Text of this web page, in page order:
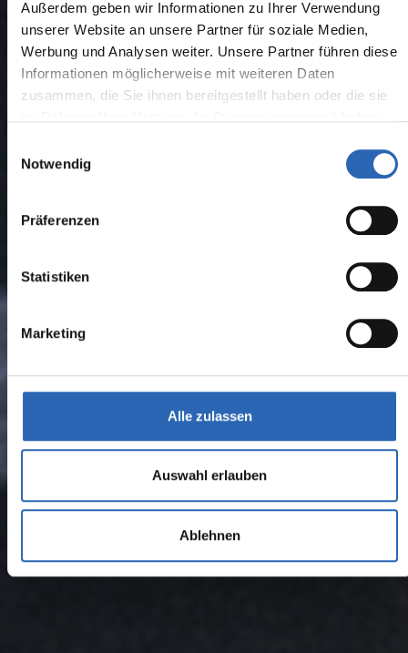
Außerdem geben wir Informationen zu Ihrer Verwendung
unserer Website an unsere Partner für soziale Medien,
Werbung und Analysen weiter. Unsere Partner führen diese
Informationen möglicherweise mit weiteren Daten
zusammen, die Sie ihnen bereitgestellt haben oder die sie
Notwendig
Präferenzen
Statistiken
Marketing
Alle zulassen
Auswahl erlauben
Ablehnen